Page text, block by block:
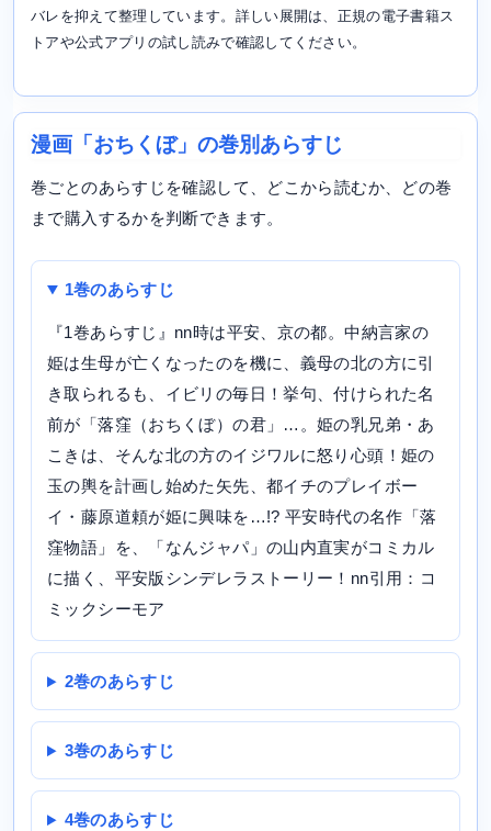
バレを抑えて整理しています。詳しい展開は、正規の電子書籍ス
トアや公式アプリの試し読みで確認してください。
漫画「おちくぼ」の巻別あらすじ
巻ごとのあらすじを確認して、どこから読むか、どの巻
まで購入するかを判断できます。
1巻のあらすじ
『1巻あらすじ』nn時は平安、京の都。中納言家の
姫は生母が亡くなったのを機に、義母の北の方に引
き取られるも、イビリの毎日！挙句、付けられた名
前が「落窪（おちくぼ）の君」…。姫の乳兄弟・あ
こきは、そんな北の方のイジワルに怒り心頭！姫の
玉の輿を計画し始めた矢先、都イチのプレイボー
イ・藤原道頼が姫に興味を…!? 平安時代の名作「落
窪物語」を、「なんジャパ」の山内直実がコミカル
に描く、平安版シンデレラストーリー！nn引用：コ
ミックシーモア
2巻のあらすじ
3巻のあらすじ
4巻のあらすじ